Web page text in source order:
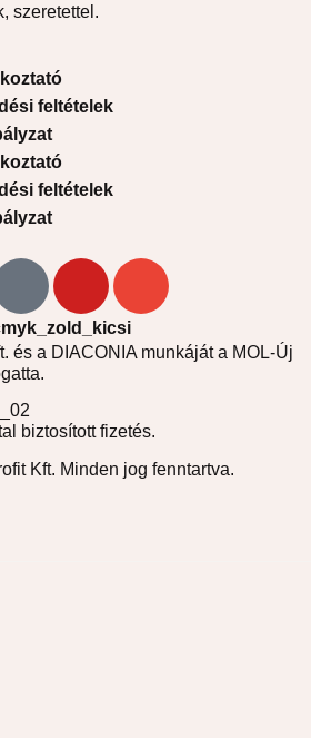
szeretettel.
feltételek
feltételek
és a DIACONIA munkáját a MOL-Új
biztosított fizetés.
Kft. Minden jog fenntartva.